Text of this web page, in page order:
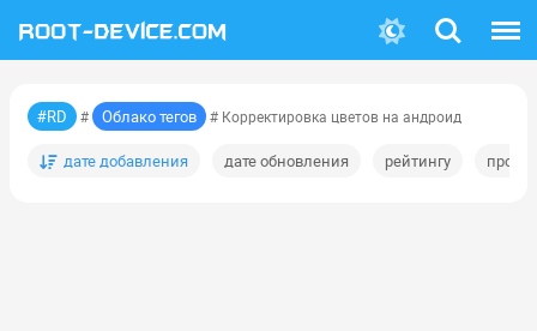
Поиск
#RD # Облако тегов # Корректировка цветов на андроид
дате добавления дате обновления рейтингу